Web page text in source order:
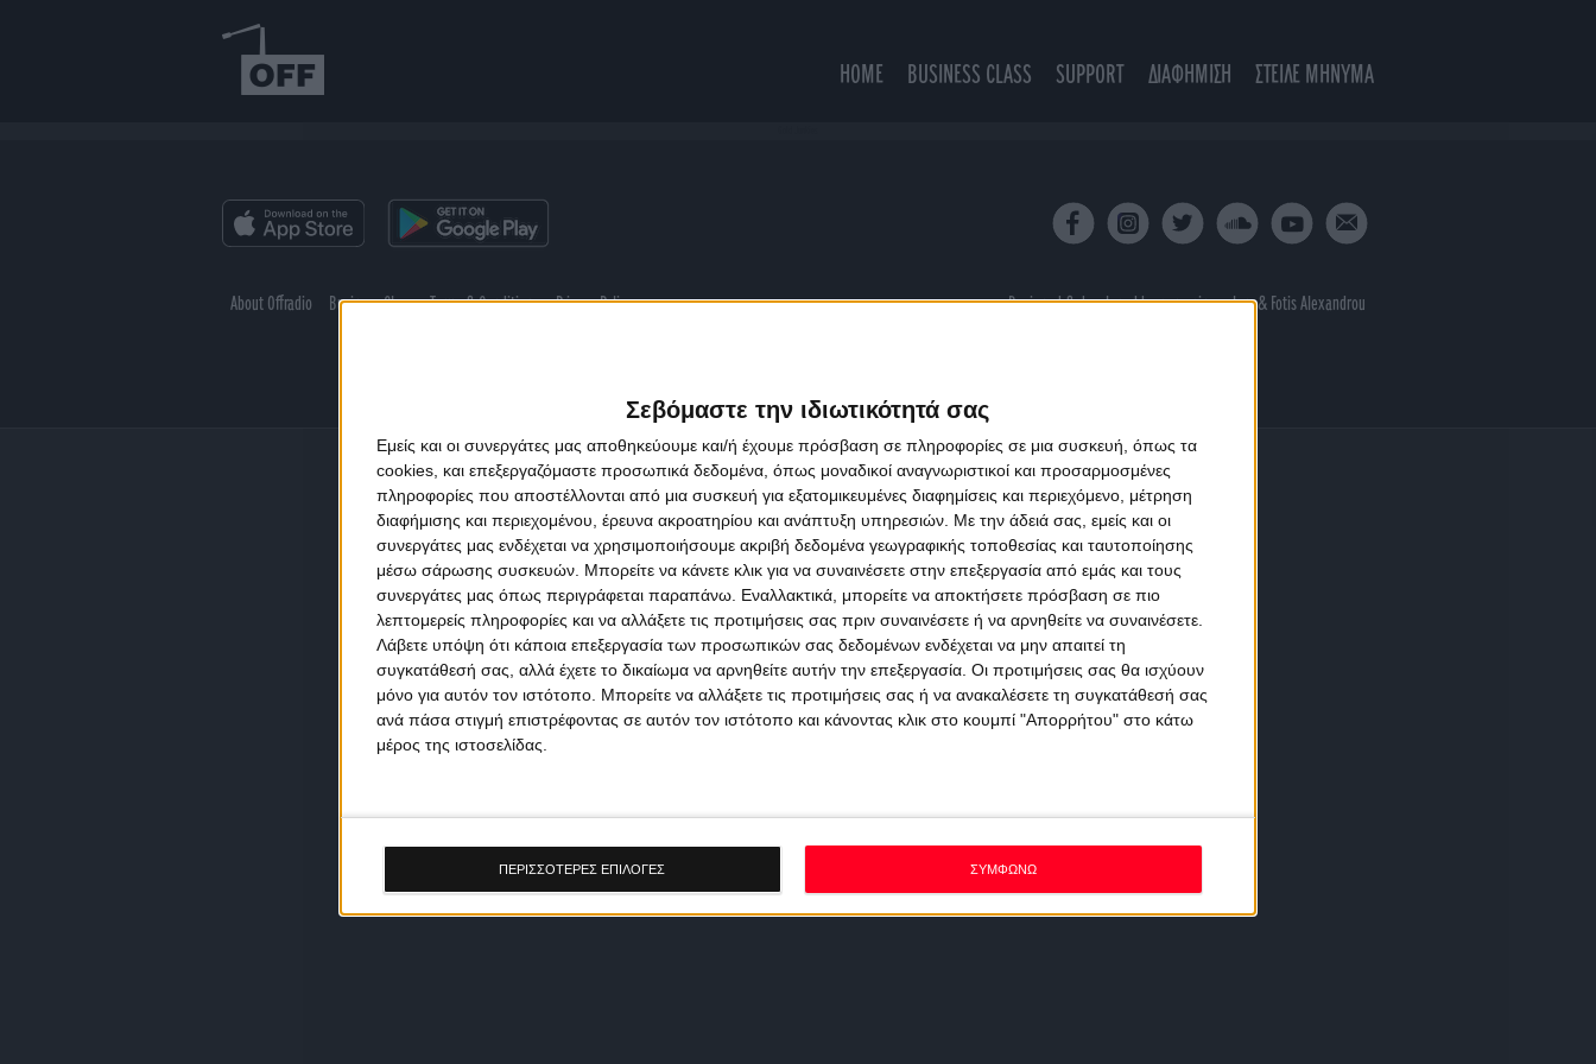
Σεβόμαστε την ιδιωτικότητά σας
Εμείς και οι συνεργάτες μας αποθηκεύουμε και/ή έχουμε πρόσβαση σε πληροφορίες σε μια συσκευή, όπως τα
cookies, και επεξεργαζόμαστε προσωπικά δεδομένα, όπως μοναδικοί αναγνωριστικοί και προσαρμοσμένες
πληροφορίες που αποστέλλονται από μια συσκευή για εξατομικευμένες διαφημίσεις και περιεχόμενο, μέτρηση
διαφήμισης και περιεχομένου, έρευνα ακροατηρίου και ανάπτυξη υπηρεσιών. Με την άδειά σας, εμείς και οι
συνεργάτες μας ενδέχεται να χρησιμοποιήσουμε ακριβή δεδομένα γεωγραφικής τοποθεσίας και ταυτοποίησης
μέσω σάρωσης συσκευών. Μπορείτε να κάνετε κλικ για να συναινέσετε στην επεξεργασία από εμάς και τους
συνεργάτες μας όπως περιγράφεται παραπάνω. Εναλλακτικά, μπορείτε να αποκτήσετε πρόσβαση σε πιο
λεπτομερείς πληροφορίες και να αλλάξετε τις προτιμήσεις σας πριν συναινέσετε ή να αρνηθείτε να συναινέσετε.
Λάβετε υπόψη ότι κάποια επεξεργασία των προσωπικών σας δεδομένων ενδέχεται να μην απαιτεί τη
συγκατάθεσή σας, αλλά έχετε το δικαίωμα να αρνηθείτε αυτήν την επεξεργασία. Οι προτιμήσεις σας θα ισχύουν
μόνο για αυτόν τον ιστότοπο. Μπορείτε να αλλάξετε τις προτιμήσεις σας ή να ανακαλέσετε τη συγκατάθεσή σας
ανά πάσα στιγμή επιστρέφοντας σε αυτόν τον ιστότοπο και κάνοντας κλικ στο κουμπί "Απορρήτου" στο κάτω
μέρος της ιστοσελίδας.
ΠΕΡΙΣΣΟΤΕΡΕΣ ΕΠΙΛΟΓΕΣ ΣΥΜΦΩΝΩ
HOME BUSINESS CLASS SUPPORT ΔΙΑΦΗΜΙΣΗ ΣΤΕΙΛΕ ΜΗΝΥΜΑ
About Offradio Business Class Terms & Conditions Privacy Policy Designed & developed byporcupine colors& Fotis Alexandrou